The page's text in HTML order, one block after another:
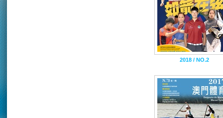
2018 / NO.2